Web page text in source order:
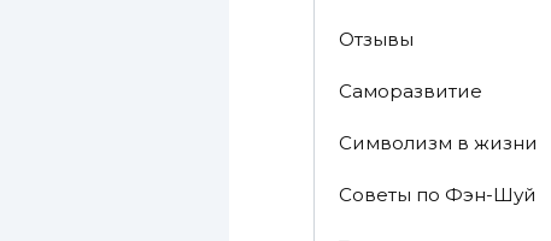
Отзывы
Саморазвитие
Символизм в жизни
Советы по Фэн-Шуй